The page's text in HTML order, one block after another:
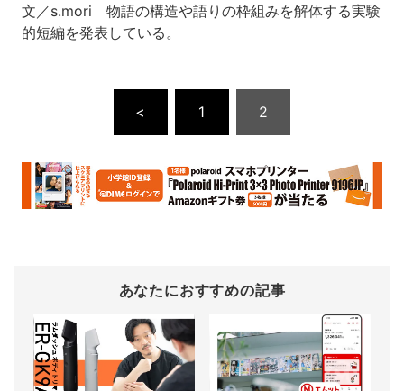
文／s.mori 物語の構造や語りの枠組みを解体する実験
的短編を発表している。
< 1 2
あなたにおすすめの記事